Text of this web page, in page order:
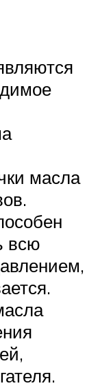
масла
всю